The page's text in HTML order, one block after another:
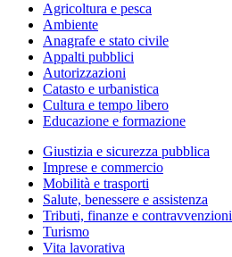
Agricoltura e pesca
Ambiente
Anagrafe e stato civile
Appalti pubblici
Autorizzazioni
Catasto e urbanistica
Cultura e tempo libero
Educazione e formazione
Giustizia e sicurezza pubblica
Imprese e commercio
Mobilità e trasporti
Salute, benessere e assistenza
Tributi, finanze e contravvenzioni
Turismo
Vita lavorativa